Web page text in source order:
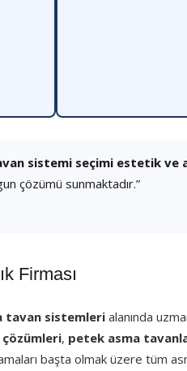
sistemi seçimi estetik ve
çözümü sunmaktadır.”
Firması
tavan sistemleri alanında
, petek asma
başta olmak üzere tüm